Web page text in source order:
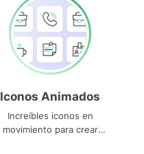
Iconos Animados
Increíbles iconos en
movimiento para crear